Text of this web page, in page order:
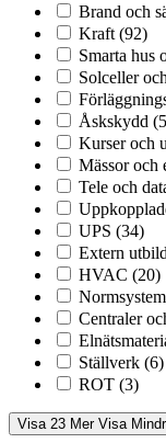
Brand och
Kraft (92)
Smarta hus
Solceller
Åskskydd
Kurser och
Mässor och
Tele och
UPS (34)
Extern
HVAC (20)
Normsystem
Centraler
Ställverk (6)
ROT (3)
Visa 23 Mer Visa